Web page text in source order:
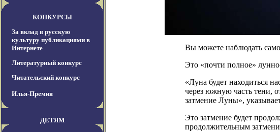
КОНКУРСЫ
За вклад в русскую
культуру публикациями в
Интернете
Литературный конкурс
Читательский конкурс
Илья-Премия
ДЕТЯМ
Вы можете наблюдать
Это «почти полное»
«Луна будет находиться
через южную часть тени,
затмение Луны»,
Это затмение будет
продолжительным